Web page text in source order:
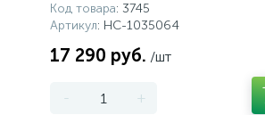
Код товара: 3745
Артикул: НС-1035064
17 290 руб. /шт
- +